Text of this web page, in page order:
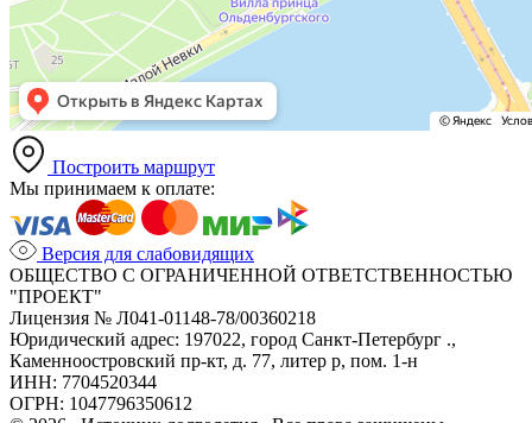
Построить маршрут
Мы принимаем к оплате:
Версия для слабовидящих
ОБЩЕСТВО С ОГРАНИЧЕННОЙ ОТВЕТСТВЕННОСТЬЮ
"ПРОЕКТ"
Лицензия № Л041-01148-78/00360218
Юридический адрес: 197022, город Санкт-Петербург .,
Каменноостровский пр-кт, д. 77, литер р, пом. 1-н
ИНН: 7704520344
ОГРН: 1047796350612